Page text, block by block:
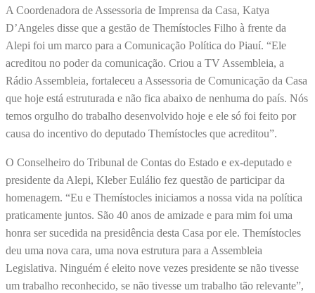
A Coordenadora de Assessoria de Imprensa da Casa, Katya
D’Angeles disse que a gestão de Themístocles Filho à frente da
Alepi foi um marco para a Comunicação Política do Piauí. “Ele
acreditou no poder da comunicação. Criou a TV Assembleia, a
Rádio Assembleia, fortaleceu a Assessoria de Comunicação da Casa
que hoje está estruturada e não fica abaixo de nenhuma do país. Nós
temos orgulho do trabalho desenvolvido hoje e ele só foi feito por
causa do incentivo do deputado Themístocles que acreditou”.
O Conselheiro do Tribunal de Contas do Estado e ex-deputado e
presidente da Alepi, Kleber Eulálio fez questão de participar da
homenagem. “Eu e Themístocles iniciamos a nossa vida na política
praticamente juntos. São 40 anos de amizade e para mim foi uma
honra ser sucedida na presidência desta Casa por ele. Themístocles
deu uma nova cara, uma nova estrutura para a Assembleia
Legislativa. Ninguém é eleito nove vezes presidente se não tivesse
um trabalho reconhecido, se não tivesse um trabalho tão relevante”,